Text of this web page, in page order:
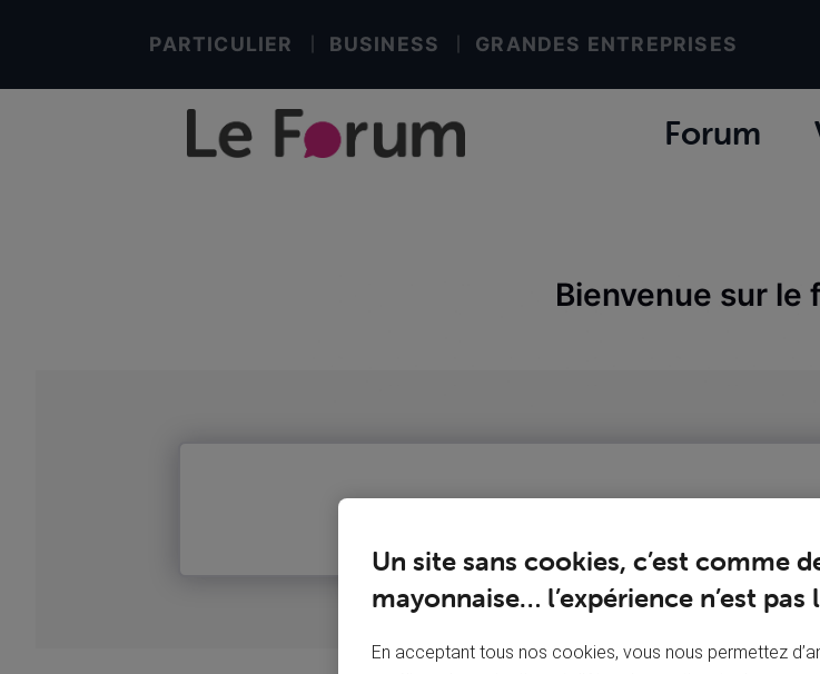
PARTICULIER BUSINESS GRANDES ENTREPRISES
Forum
Bienvenue sur le
Un site sans cookies, c’est comme
mayonnaise… l’expérience n’est pas
En acceptant tous nos cookies, vous nous permettez